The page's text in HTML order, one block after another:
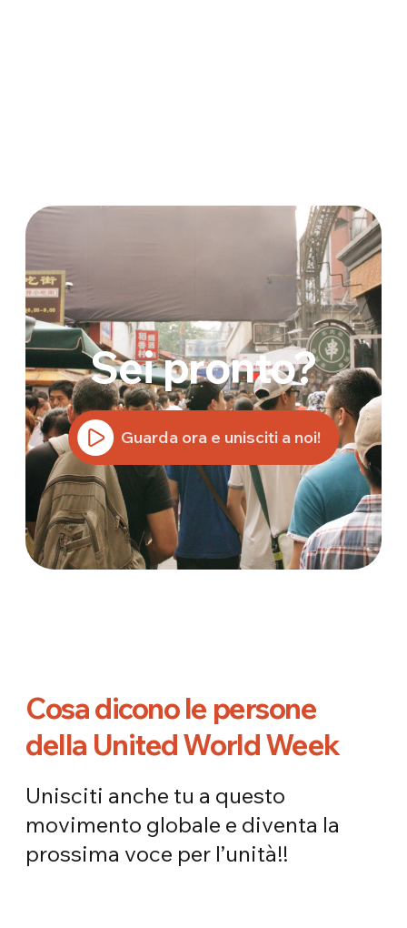
Sei pronto?
Guarda ora e unisciti a noi!
Cosa dicono le persone
della United World Week
Unisciti anche tu a questo
movimento globale e diventa la
prossima voce per l’unità!!